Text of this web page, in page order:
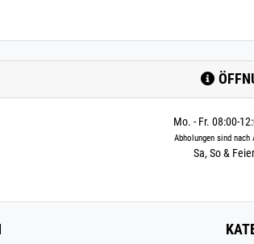
Mo. - Fr. 08:00-
Abholungen sind nach
Sa, So &